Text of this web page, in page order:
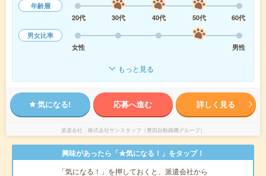
年齢層
20代
30代 40代 50代
60代
男女比率
女性
男性
もっと見る
気になる! 応募へ進む 詳しく見る
派遣会社 株式会社サンスタッフ（豊田自動織機グループ）
興味があったら「★気になる！」をタップ！
「気になる！」を押しておくと、派遣会社から